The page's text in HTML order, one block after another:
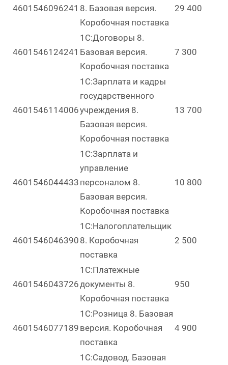
4601546096241 8. Базовая версия.
Коробочная поставка
29 400
4601546124241
1С:Договоры 8.
Базовая версия.
Коробочная поставка
7 300
4601546114006
1С:Зарплата и кадры
государственного
учреждения 8.
Базовая версия.
Коробочная поставка
13 700
4601546044433
1С:Зарплата и
управление
персоналом 8.
Базовая версия.
Коробочная поставка
10 800
4601546046390
1С:Налогоплательщик
8. Коробочная
поставка
2 500
4601546043726
1С:Платежные
документы 8.
Коробочная поставка
950
4601546077189
1С:Розница 8. Базовая
версия. Коробочная
поставка
4 900
1С:Садовод. Базовая